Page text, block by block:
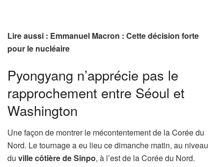
Lire aussi : Emmanuel Macron : Cette décision forte
pour le nucléaire
Pyongyang n’apprécie pas le
rapprochement entre Séoul et
Washington
Une façon de montrer le mécontentement de la Corée du
Nord. Le tournage a eu lieu ce dimanche matin, au niveau
du ville côtière de Sinpo, à l’est de la Corée du Nord.